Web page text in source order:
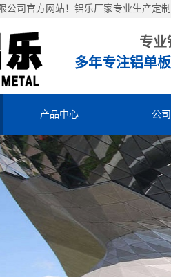
公司官方网站！铝乐厂家专业生产定
专业
多年专注铝单
产品中心 公